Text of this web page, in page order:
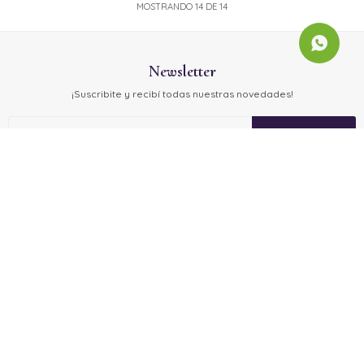
MOSTRANDO 14 DE 14
Newsletter
¡Suscribite y recibí todas nuestras novedades!
SUSCRIBIRME